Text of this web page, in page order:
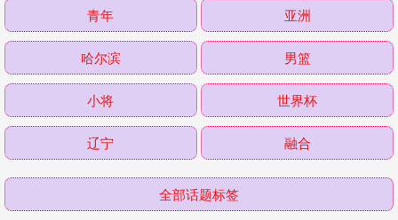
青年 亚洲
哈尔滨 男篮
小将 世界杯
辽宁 融合
全部话题标签